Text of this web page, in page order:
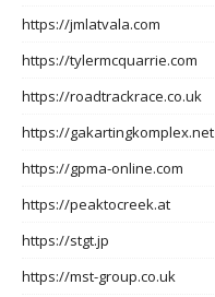
https://jmlatvala.com
https://tylermcquarrie.com
https://roadtrackrace.co.uk
https://gakartingkomplex.net
https://gpma-online.com
https://peaktocreek.at
https://stgt.jp
https://mst-group.co.uk